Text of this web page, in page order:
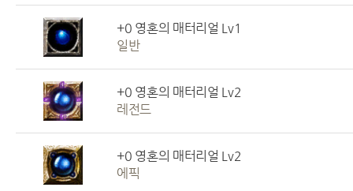
+0 영혼의 매터리얼 Lv1
일반
+0 영혼의 매터리얼 Lv2
레전드
+0 영혼의 매터리얼 Lv2
에픽